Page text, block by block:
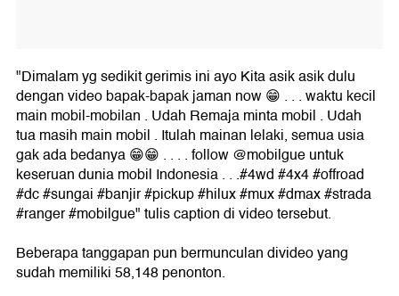
"Dimalam yg sedikit gerimis ini ayo Kita asik asik dulu
dengan video bapak-bapak jaman now 😁 . . . waktu kecil
main mobil-mobilan . Udah Remaja minta mobil . Udah
tua masih main mobil . Itulah mainan lelaki, semua usia
gak ada bedanya 😁😁 . . . . follow @mobilgue untuk
keseruan dunia mobil Indonesia . . .#4wd #4x4 #offroad
#dc #sungai #banjir #pickup #hilux #mux #dmax #strada
#ranger #mobilgue" tulis caption di video tersebut.
Beberapa tanggapan pun bermunculan divideo yang
sudah memiliki 58,148 penonton.